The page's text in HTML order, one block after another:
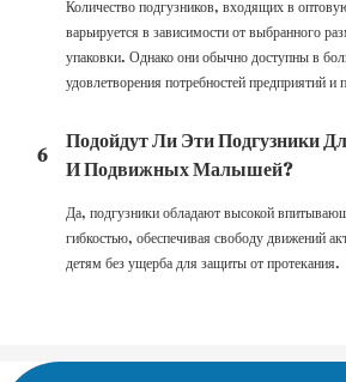
Количество подгузников, входящих в
варьируется в зависимости от выбранного
упаковки. Однако они обычно доступны в
удовлетворения потребностей предприятий и
6
Подойдут Ли Эти Подгузники
И Подвижных Малышей?
Да, подгузники обладают высокой
гибкостью, обеспечивая свободу движений
детям без ущерба для защиты от протекания.